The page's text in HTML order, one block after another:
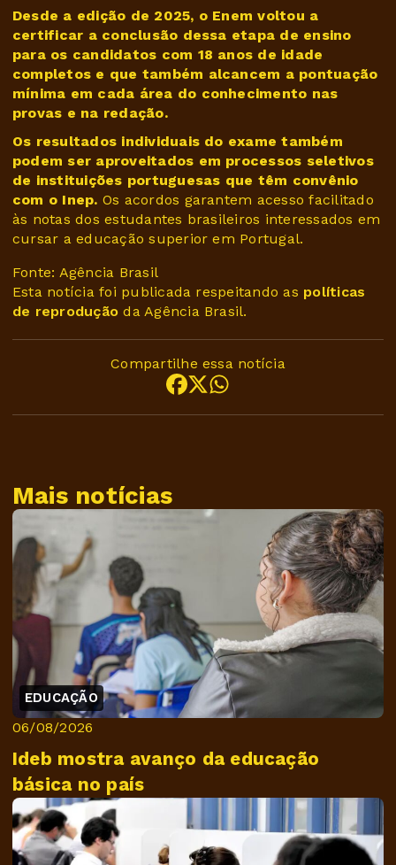
Desde a edição de 2025, o Enem voltou a
certificar a conclusão dessa etapa de ensino
para os candidatos com 18 anos de idade
completos e que também alcancem a pontuação
mínima em cada área do conhecimento nas
provas e na redação.
Os resultados individuais do exame também
podem ser aproveitados em processos seletivos
de instituições portuguesas que têm convênio
com o Inep. Os acordos garantem acesso facilitado
às notas dos estudantes brasileiros interessados em
cursar a educação superior em Portugal.
Fonte: Agência Brasil
Esta notícia foi publicada respeitando as políticas
de reprodução da Agência Brasil.
Compartilhe essa notícia
Mais notícias
EDUCAÇÃO
06/08/2026
Ideb mostra avanço da educação
básica no país